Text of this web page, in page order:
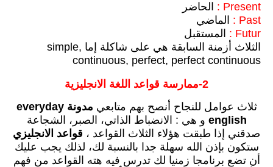
Present :
الحاضر
Past :
الماضي
Futur :
المستقبل
الثلاث أزمنة السابقة هي على شاكلة إما simple,
continuous, perfect, perfect continuous
2-ممارسة قواعد اللغة الانجليزية
ثلاث عوامل للنجاح أنصح بهم متابعي
مدونة everyday
english و هي : الانضباط الذاتي، الصبر، الشجاعة
صدقني إذا طبقت هؤلاء الثلاث القواعد ، قواعد الانجليزي
ستكون بإذن الله سهلة جدا بالنسبة لك، لذلك يجب عليك
أن تضع برنامجا زمنيا لك تدرس فيه هته القواعد من فهم